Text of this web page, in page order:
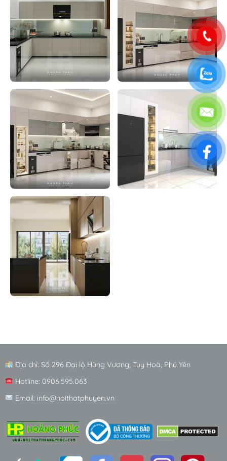
Địa chỉ: Số 296 Đại lộ Hùng Vương, Tuy Hoà, Phú Yên
Hotline: 0906.595.063
Email: info@noithatphuyen.vn